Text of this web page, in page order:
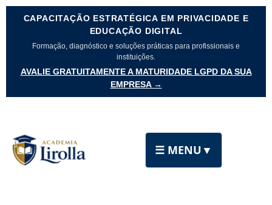
CAPACITAÇÃO ESTRATÉGICA EM PRIVACIDADE E
EDUCAÇÃO DIGITAL
Formação, diagnóstico e soluções práticas para profissionais e
instituições.
AVALIE GRATUITAMENTE A MATURIDADE LGPD DA SUA
EMPRESA →
☰ MENU ▼